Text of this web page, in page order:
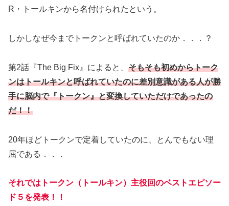
R・トールキンから名付けられたという。
しかしなぜ今までトークンと呼ばれていたのか．．．？
第2話『The Big Fix』によると、 そもそも初めからトーク
ンはトールキンと呼ばれていたのに差別意識がある人が勝
手に脳内で『トークン』と変換していただけであったの
だ！！
20年ほどトークンで定着していたのに、とんでもない理
屈である．．．
それではトークン（トールキン）主役回のベストエピソー
ド５を発表！！